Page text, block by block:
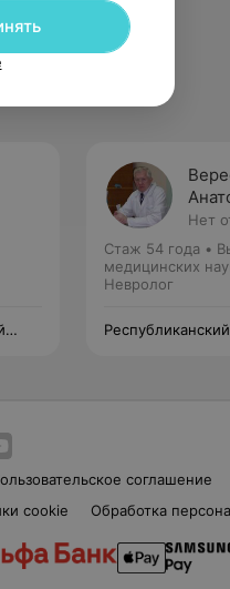
Нет
Стаж 54 года •
медицинских
Невролог
соглашение
cookie Обработка